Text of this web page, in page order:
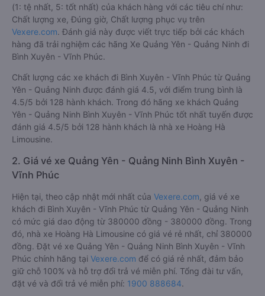
(1: tệ nhất, 5: tốt nhất) của khách hàng với các tiêu chí như:
Chất lượng xe, Đúng giờ, Chất lượng phục vụ trên
Vexere.com. Đánh giá này được viết trực tiếp bởi các khách
hàng đã trải nghiệm các hãng Xe Quảng Yên - Quảng Ninh đi
Bình Xuyên - Vĩnh Phúc.
Chất lượng các xe khách đi Bình Xuyên - Vĩnh Phúc từ Quảng
Yên - Quảng Ninh được đánh giá 4.5, với điểm trung bình là
4.5/5 bởi 128 hành khách. Trong đó hãng xe khách Quảng
Yên - Quảng Ninh Bình Xuyên - Vĩnh Phúc tốt nhất tuyến được
đánh giá 4.5/5 bởi 128 hành khách là nhà xe Hoàng Hà
Limousine.
2. Giá vé xe Quảng Yên - Quảng Ninh Bình Xuyên -
Vĩnh Phúc
Hiện tại, theo cập nhật mới nhất của Vexere.com , giá vé xe
khách đi Bình Xuyên - Vĩnh Phúc từ Quảng Yên - Quảng Ninh
có mức giá dao động từ 380000 đồng - 380000 đồng. Trong
đó, nhà xe Hoàng Hà Limousine có giá vé rẻ nhất, chỉ 380000
đồng. Đặt vé xe Quảng Yên - Quảng Ninh Bình Xuyên - Vĩnh
Phúc chính hãng tại Vexere.com để có giá rẻ nhất, đảm bảo
giữ chỗ 100% và hỗ trợ đổi trả vé miễn phí. Tổng đài tư vấn,
đặt vé và đổi trả vé miễn phí: 1900 888684.